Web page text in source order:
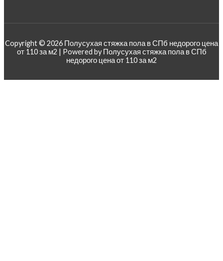
Copyright © 2026 Полусухая стяжка пола в СПб недорого цена
от 110 за м2 | Powered by Полусухая стяжка пола в СПб
недорого цена от 110 за м2